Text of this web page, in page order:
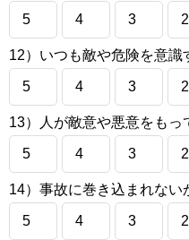
5 4 3 2
12）いつも敵や危険を意識
5 4 3 2
13）人が敵意や悪意をもっ
5 4 3 2
14）事故に巻き込まれない
5 4 3 2